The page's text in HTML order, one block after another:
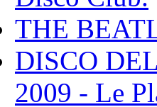
THE
DISCO
2009 - Le